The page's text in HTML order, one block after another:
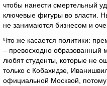
чтобы нанести смертельный
ключевые фигуры во власти.
не занимаются бизнесом и
Что же касается политики:
– превосходно образованный
любят студенты, которые не
только с Кобахидзе,
официальной Москвой,